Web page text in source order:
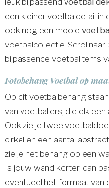
een kleiner voetbaldetail in
ook nog een mooie
voetbalcollectie. Scrol naar
bijpassende voetbalitems
Fotobehang Voetbal op
Op dit voetbalbehang
van voetballers, die elk
Ook zie je twee
cirkel en een aantal
zie je het behang op een
Is jouw wand korter, dan
eventueel het formaat van